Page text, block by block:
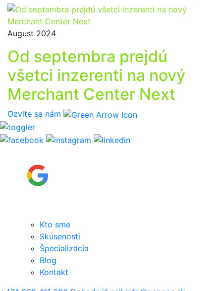
August 2024
Od septembra prejdú
všetci inzerenti na nový
Merchant Center Next
Ozvite sa nám
Kto sme
Skúsenosti
Špecializácia
Blog
Kontakt